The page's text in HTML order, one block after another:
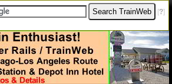
[?]